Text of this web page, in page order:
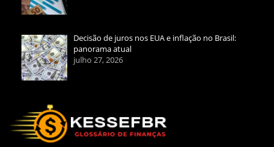
Decisão de juros nos EUA e inflação no Brasil:
panorama atual
julho 27, 2026